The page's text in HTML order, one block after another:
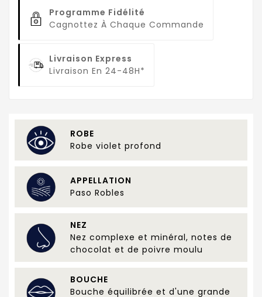
Programme Fidélité
Cagnottez À Chaque Commande
Livraison Express
Livraison En 24-48H*
ROBE
Robe violet profond
APPELLATION
Paso Robles
NEZ
Nez complexe et minéral, notes de
chocolat et de poivre moulu
BOUCHE
Bouche équilibrée et d'une grande